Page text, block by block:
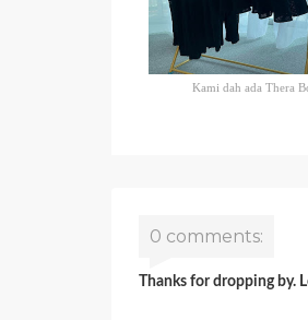
Kami dah ada Thera
0 comments:
Thanks for dropping by.